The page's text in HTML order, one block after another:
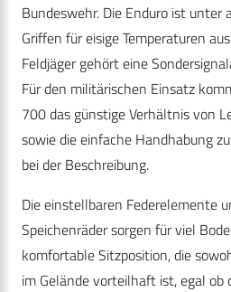
Bundeswehr. Die Enduro ist unter
Griffen für eisige Temperaturen
Feldjäger gehört eine
Für den militärischen Einsatz
700 das günstige Verhältnis von
sowie die einfache Handhabung
bei der Beschreibung.
Die einstellbaren Federelemente
Speichenräder sorgen für viel
komfortable Sitzposition, die
im Gelände vorteilhaft ist, egal